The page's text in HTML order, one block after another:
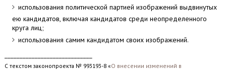
использования политической партией изображений выдвинутых
ею кандидатов, включая кандидатов среди неопределенного
круга лиц;
использования самим кандидатом своих изображений.
С текстом законопроекта № 993193-8 «О внесении изменений в